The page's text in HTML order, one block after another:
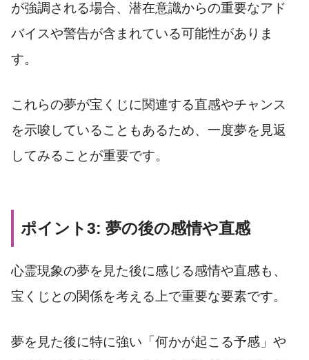
が強調される場合、潜在意識からの重要なアド
バイスや警告が含まれている可能性がありま
す。
これらの夢が宝くじに関連する直感やチャンス
を示唆していることもあるため、一度夢を見返
してみることが重要です。
ポイント3: 夢の後の感情や直感
心霊現象の夢を見た後に感じる感情や直感も、
宝くじとの関係を考える上で重要な要素です。
夢を見た後に特に強い「何かが起こる予感」や